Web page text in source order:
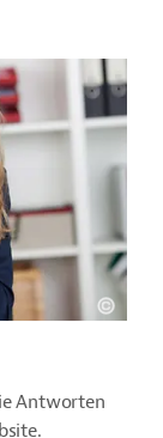
Antworten